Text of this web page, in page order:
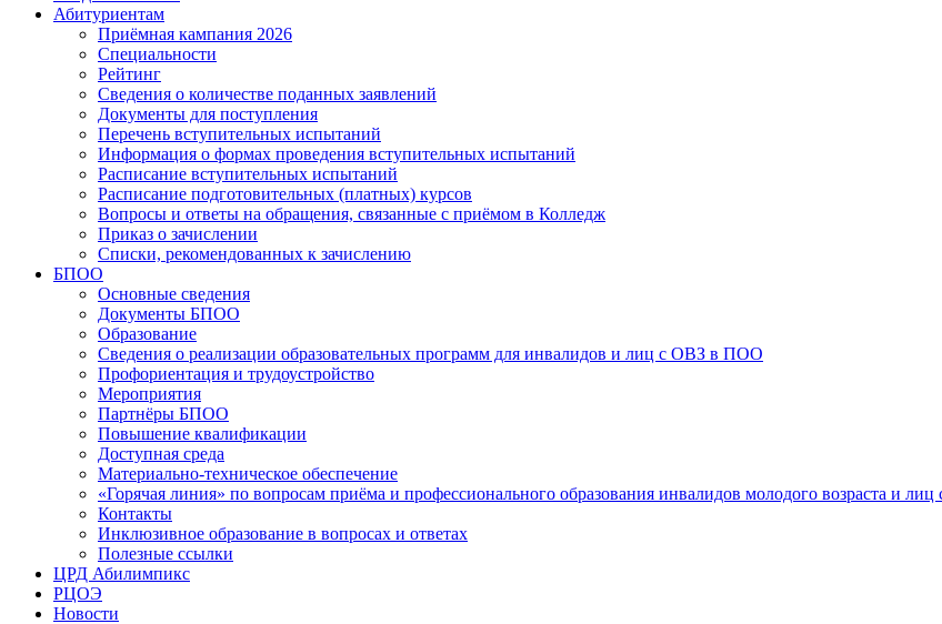
Абитуриентам
Приёмная кампания 2026
Специальности
Рейтинг
Сведения о количестве поданных заявлений
Документы для поступления
Перечень вступительных испытаний
Информация о формах проведения вступительных испытаний
Расписание вступительных испытаний
Расписание подготовительных (платных) курсов
Вопросы и ответы на обращения, связанные с приёмом в Колледж
Приказ о зачислении
Списки, рекомендованных к зачислению
БПОО
Основные сведения
Документы БПОО
Образование
Сведения о реализации образовательных программ для инвалидов и лиц с ОВЗ в ПОО
Профориентация и трудоустройство
Мероприятия
Партнёры БПОО
Повышение квалификации
Доступная среда
Материально-техническое обеспечение
«Горячая линия» по вопросам приёма и профессионального образования инвалидов молодого возраста и
Контакты
Инклюзивное образование в вопросах и ответах
Полезные ссылки
ЦРД Абилимпикс
РЦОЭ
Новости